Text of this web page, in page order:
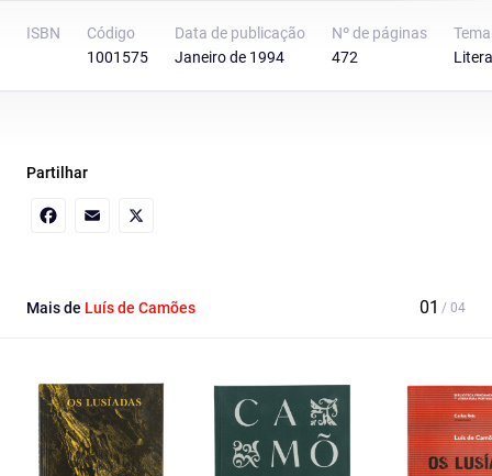
ISBN
Código
1001575
Data de publicação
Janeiro de 1994
Nº de páginas
472
Tema
Partilhar
Mais de Luís de Camões